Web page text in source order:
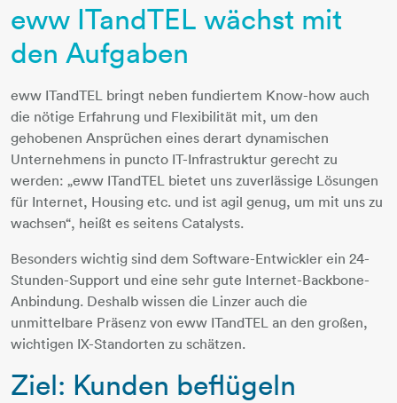
eww ITandTEL wächst mit
den Aufgaben
eww ITandTEL bringt neben fundiertem Know-how auch
die nötige Erfahrung und Flexibilität mit, um den
gehobenen Ansprüchen eines derart dynamischen
Unternehmens in puncto IT-Infrastruktur gerecht zu
werden: „eww ITandTEL bietet uns zuverlässige Lösungen
für Internet, Housing etc. und ist agil genug, um mit uns zu
wachsen“, heißt es seitens Catalysts.
Besonders wichtig sind dem Software-Entwickler ein 24-
Stunden-Support und eine sehr gute Internet-Backbone-
Anbindung. Deshalb wissen die Linzer auch die
unmittelbare Präsenz von eww ITandTEL an den großen,
wichtigen IX-Standorten zu schätzen.
Ziel: Kunden beflügeln